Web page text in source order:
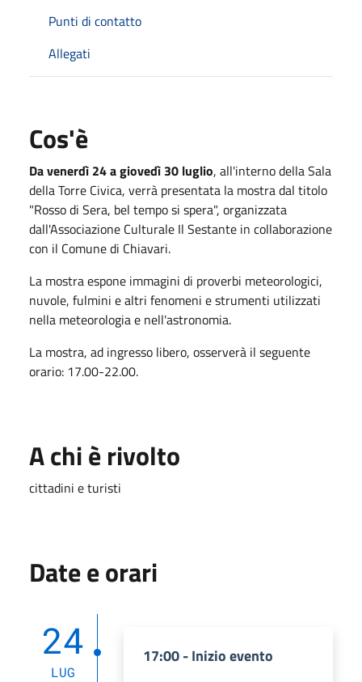
Punti di contatto
Allegati
Cos'è
Da venerdì 24 a giovedì 30 luglio, all'interno della Sala
della Torre Civica, verrà presentata la mostra dal titolo
"Rosso di Sera, bel tempo si spera", organizzata
dall'Associazione Culturale Il Sestante in collaborazione
con il Comune di Chiavari.
La mostra espone immagini di proverbi meteorologici,
nuvole, fulmini e altri fenomeni e strumenti utilizzati
nella meteorologia e nell'astronomia.
La mostra, ad ingresso libero, osserverà il seguente
orario: 17.00-22.00.
A chi è rivolto
cittadini e turisti
Date e orari
24
LUG
17:00 - Inizio evento